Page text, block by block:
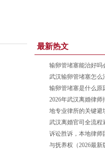
最新热文
输卵管堵塞能治好吗
武汉输卵管堵塞怎么
输卵管堵塞是什么原
2026年武汉离婚律
地专业律所的关键避
武汉离婚官司全流程
诉讼胜诉，本地律师
与抚养权（2026最新